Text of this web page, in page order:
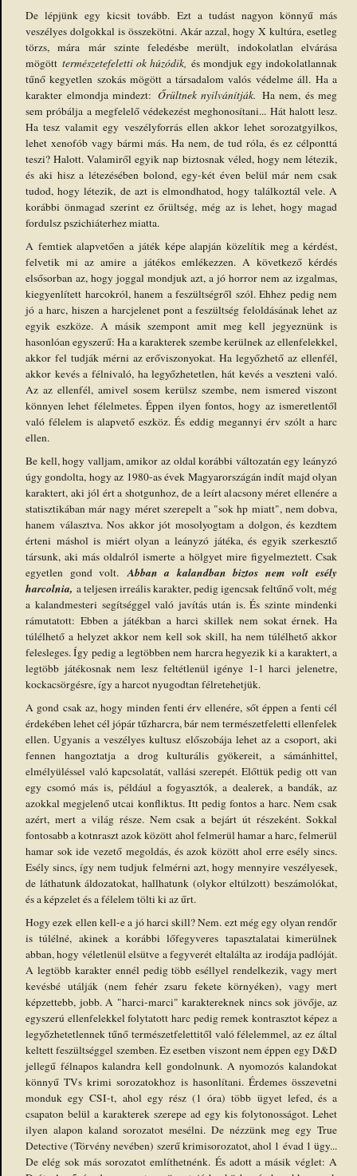
De lépjünk egy kicsit tovább. Ezt a tudást nagyon könnyű más
veszélyes dolgokkal is összekötni. Akár azzal, hogy X kultúra, esetleg
törzs, mára már szinte feledésbe merült, indokolatlan elvárása
mögött természetefeletti ok húzódik, és mondjuk egy indokolatlannak
tűnő kegyetlen szokás mögött a társadalom valós védelme áll. Ha a
karakter elmondja mindezt: Őrültnek nyilvánítják. Ha nem, és meg
sem próbálja a megfelelő védekezést meghonosítani... Hát halott lesz.
Ha tesz valamit egy veszélyforrás ellen akkor lehet sorozatgyilkos,
lehet xenofób vagy bármi más. Ha nem, de tud róla, és ez célponttá
teszi? Halott. Valamiről egyik nap biztosnak véled, hogy nem létezik,
és aki hisz a létezésében bolond, egy-két éven belül már nem csak
tudod, hogy létezik, de azt is elmondhatod, hogy találkoztál vele. A
korábbi önmagad szerint ez őrültség, még az is lehet, hogy magad
fordulsz pszichiáterhez miatta.
A femtiek alapvetően a játék képe alapján közelítik meg a kérdést,
felvetik mi az amire a játékos emlékezzen. A következő kérdés
elsősorban az, hogy joggal mondjuk azt, a jó horror nem az izgalmas,
kiegyenlített harcokról, hanem a feszültségről szól. Ehhez pedig nem
jó a harc, hiszen a harcjelenet pont a feszültség feloldásának lehet az
egyik eszköze. A másik szempont amit meg kell jegyeznünk is
hasonlóan egyszerű: Ha a karakterek szembe kerülnek az ellenfelekkel,
akkor fel tudják mérni az erőviszonyokat. Ha legyőzhető az ellenfél,
akkor kevés a félnivaló, ha legyőzhetetlen, hát kevés a veszteni való.
Az az ellenfél, amivel sosem kerülsz szembe, nem ismered viszont
könnyen lehet félelmetes. Éppen ilyen fontos, hogy az ismeretlentől
való félelem is alapvető eszköz. És eddig megannyi érv szólt a harc
ellen.
Be kell, hogy valljam, amikor az oldal korábbi változatán egy leányzó
úgy gondolta, hogy az 1980-as évek Magyarországán indít majd olyan
karaktert, aki jól ért a shotgunhoz, de a leírt alacsony méret ellenére a
statisztikában már nagy méret szerepelt a "sok hp miatt", nem dobva,
hanem választva. Nos akkor jót mosolyogtam a dolgon, és kezdtem
érteni máshol is miért olyan a leányzó játéka, és egyik szerkesztő
társunk, aki más oldalról ismerte a hölgyet mire figyelmeztett. Csak
egyetlen gond volt.Abban a kalandban biztos nem volt esély
harcolnia, a teljesen irreális karakter, pedig igencsak feltűnő volt, még
a kalandmesteri segítséggel való javítás után is. És szinte mindenki
rámutatott: Ebben a játékban a harci skillek nem sokat érnek. Ha
túlélhető a helyzet akkor nem kell sok skill, ha nem túlélhető akkor
felesleges. Így pedig a legtöbben nem harcra hegyezik ki a karaktert, a
legtöbb játékosnak nem lesz feltétlenül igénye 1-1 harci jelenetre,
kockacsörgésre, így a harcot nyugodtan félretehetjük.
A gond csak az, hogy minden fenti érv ellenére, sőt éppen a fenti cél
érdekében lehet cél jópár tűzharcra, bár nem természetfeletti ellenfelek
ellen. Ugyanis a veszélyes kultusz előszobája lehet az a csoport, aki
fennen hangoztatja a drog kulturális gyökereit, a sámánhittel,
elmélyüléssel való kapcsolatát, vallási szerepét. Előttük pedig ott van
egy csomó más is, például a fogyasztók, a dealerek, a bandák, az
azokkal megjelenő utcai konfliktus. Itt pedig fontos a harc. Nem csak
azért, mert a világ része. Nem csak a bejárt út részeként. Sokkal
fontosabb a kotnraszt azok között ahol felmerül hamar a harc, felmerül
hamar sok ide vezető megoldás, és azok között ahol erre esély sincs.
Esély sincs, így nem tudjuk felmérni azt, hogy mennyire veszélyesek,
de láthatunk áldozatokat, hallhatunk (olykor eltúlzott) beszámolókat,
és a képzelet és a félelem tölti ki az űrt.
Hogy ezek ellen kell-e a jó harci skill? Nem. ezt még egy olyan rendőr
is túlélné, akinek a korábbi lőfegyveres tapasztalatai kimerülnek
abban, hogy véletlenül elsütve a fegyverét eltalálta az irodája padlóját.
A legtöbb karakter ennél pedig több eséllyel rendelkezik, vagy mert
kevésbé utálják (nem fehér zsaru fekete környéken), vagy mert
képzettebb, jobb. A "harci-marci" karaktereknek nincs sok jövője, az
egyszerú ellenfelekkel folytatott harc pedig remek kontrasztot képez a
legyőzhetetlennek tűnő természetfelettitől való félelemmel, az ez által
keltett feszültséggel szemben. Ez esetben viszont nem éppen egy D&D
jellegű félnapos kalandra kell gondolnunk. A nyomozós kalandokat
könnyű TVs krimi sorozatokhoz is hasonlítani. Érdemes összevetni
monduk egy CSI-t, ahol egy rész (1 óra) több ügyet lefed, és a
csapaton belül a karakterek szerepe ad egy kis folytonosságot. Lehet
ilyen alapon kaland sorozatot mesélni. De nézzünk meg egy True
Detective (Törvény nevében) szerű krimisorozatot, ahol 1 évad 1 ügy...
De elég sok más sorozatot említhetnénk. És adott a másik véglet: A